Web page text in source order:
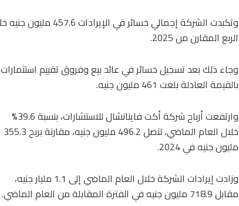
الربع المقارن من 2025.
وجاء ذلك بعد تسجيل خسائر في عائد بيع وفروق تقييم استثمارات
بالقيمة العادلة بلغت 461 مليون جنيه.
وارتفعت أرباح شركة أكت فاينانشال للاستشارات، بنسبة 39.6%
خلال العام الماضي، لتصل 496.2 مليون جنيه، مقارنة بربح 355.3
مليون جنيه في 2024.
وزادت إيرادات الشركة خلال العام الماضي إلى 1.1 مليار جنيه،
مقابل 718.9 مليون جنيه في الفترة المقابلة من العام الماضي.